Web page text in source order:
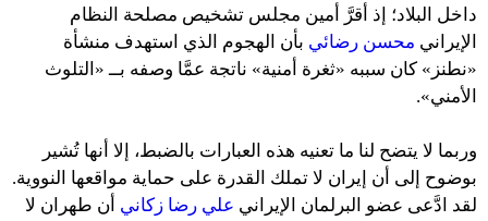
داخل البلاد؛ إذ أقرَّ أمين مجلس تشخيص مصلحة النظام
الإيراني محسن رضائي بأن الهجوم الذي استهدف منشأة
«نطنز» كان سببه «ثغرة أمنية» ناتجة عمَّا وصفه بــ «التلوث
الأمني».
وربما لا يتضح لنا ما تعنيه هذه العبارات بالضبط، إلا أنها تُشير
بوضوح إلى أن إيران لا تملك القدرة على حماية مواقعها النووية.
لقد ادَّعى عضو البرلمان الإيراني علي رضا زكاني أن طهران لا